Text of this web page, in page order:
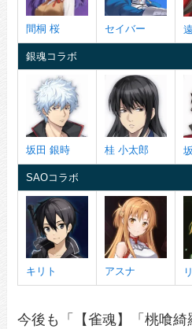
間桐 桜 セイバー
銀魂コラボ
坂田 銀時 桂 小太郎
SAOコラボ
キリト アスナ
今後も「【雀魂】「桃喰